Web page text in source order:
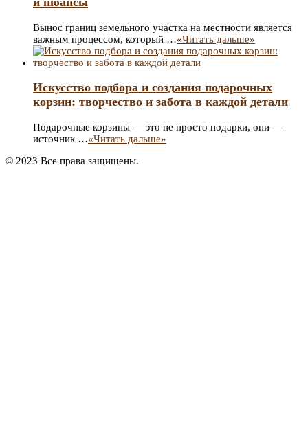
Вынос границ земельного участка на местности является
важным процессом, который …«Читать дальше»
Искусство подбора и создания подарочных
корзин: творчество и забота в каждой детали
Подарочные корзины — это не просто подарки, они —
источник …«Читать дальше»
© 2023 Все права защищены.